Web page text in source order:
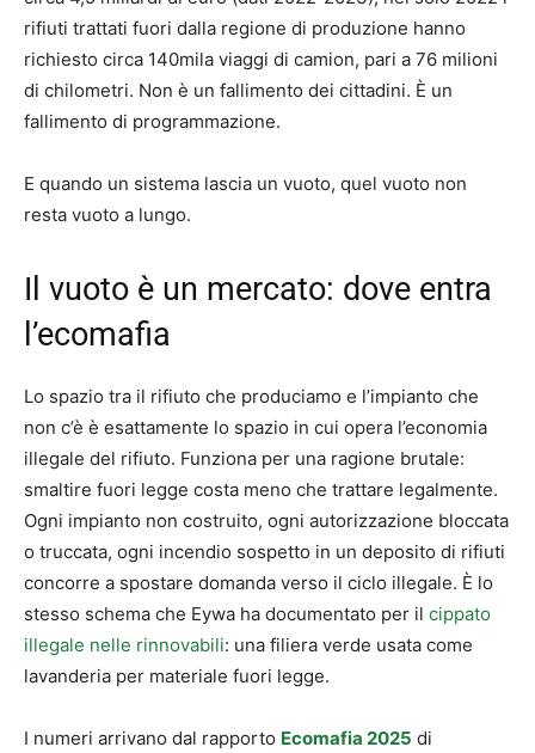
rifiuti trattati fuori dalla regione di produzione hanno
richiesto circa 140mila viaggi di camion, pari a 76 milioni
di chilometri. Non è un fallimento dei cittadini. È un
fallimento di programmazione.
E quando un sistema lascia un vuoto, quel vuoto non
resta vuoto a lungo.
Il vuoto è un mercato: dove entra
l’ecomafia
Lo spazio tra il rifiuto che produciamo e l’impianto che
non c’è è esattamente lo spazio in cui opera l’economia
illegale del rifiuto. Funziona per una ragione brutale:
smaltire fuori legge costa meno che trattare legalmente.
Ogni impianto non costruito, ogni autorizzazione bloccata
o truccata, ogni incendio sospetto in un deposito di rifiuti
concorre a spostare domanda verso il ciclo illegale. È lo
stesso schema che Eywa ha documentato per il cippato
illegale nelle rinnovabili: una filiera verde usata come
lavanderia per materiale fuori legge.
I numeri arrivano dal rapporto Ecomafia 2025 di